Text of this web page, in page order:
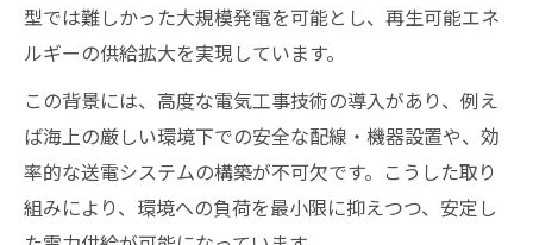
型では難しかった大規模発電を可能とし、再生可能エネ
ルギーの供給拡大を実現しています。
この背景には、高度な電気工事技術の導入があり、例え
ば海上の厳しい環境下での安全な配線・機器設置や、効
率的な送電システムの構築が不可欠です。こうした取り
組みにより、環境への負荷を最小限に抑えつつ、安定し